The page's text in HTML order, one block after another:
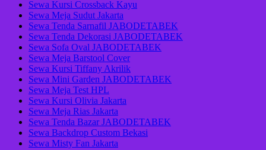
Sewa Kursi Crossback Kayu
Sewa Meja Sudut Jakarta
Sewa Tenda Sarnafil JABODETABEK
Sewa Tenda Dekorasi JABODETABEK
Sewa Sofa Oval JABODETABEK
Sewa Meja Barstool Cover
Sewa Kursi Tiffany Akrilik
Sewa Mini Garden JABODETABEK
Sewa Meja Test HPL
Sewa Kursi Olivia Jakarta
Sewa Meja Rias Jakarta
Sewa Tenda Bazar JABODETABEK
Sewa Backdrop Custom Bekasi
Sewa Misty Fan Jakarta